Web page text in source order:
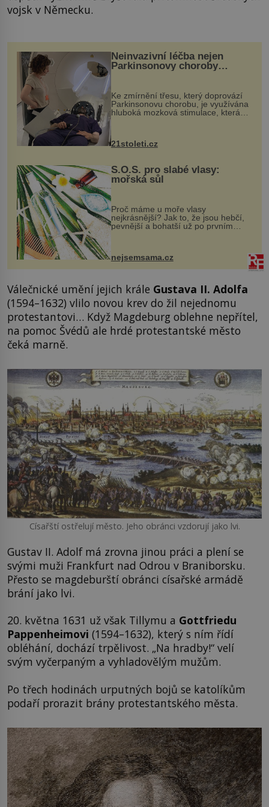
vojsk v Německu.
Neinvazivní léčba nejen
Parkinsonovy choroby
Ke zmírnění třesu, který doprovází
Parkinsonovu chorobu, je využívána
hluboká mozková stimulace, která
však vyžaduje vysoce invazivní
zákrok. Ultrazvuk zase není vhodný
k dostatečně přesnému zacílení ...
21stoleti.cz
S.O.S. pro slabé vlasy:
mořská sůl
Proč máme u moře vlasy
nejkrásnější? Jak to, že jsou hebčí,
pevnější a bohatší už po prvním
vlasy. ...
nejsemsama.cz
Válečnické umění jejich krále Gustava II. Adolfa
(1594–1632) vlilo novou krev do žil nejednomu
protestantovi… Když Magdeburg oblehne nepřítel,
na pomoc Švédů ale hrdé protestantské město
čeká marně.
Císařští ostřelují město. Jeho obránci vzdorují jako lvi.
Gustav II. Adolf má zrovna jinou práci a plení se
svými muži Frankfurt nad Odrou v Braniborsku.
Přesto se magdeburští obránci císařské armádě
brání jako lvi.
20. května 1631 už však Tillymu a Gottfriedu
Pappenheimovi (1594–1632), který s ním řídí
obléhání, dochází trpělivost. „Na hradby!“ velí
svým vyčerpaným a vyhladovělým mužům.
Po třech hodinách urputných bojů se katolíkům
podaří prorazit brány protestantského města.